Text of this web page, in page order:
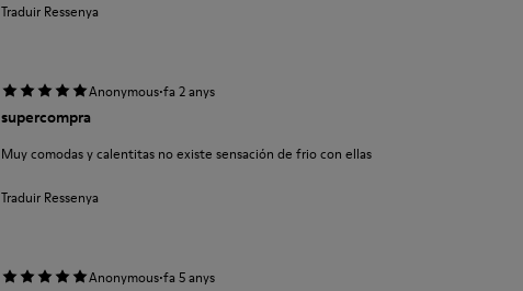
Traduir Ressenya
Anonymous·fa 2 anys
supercompra
Muy comodas y calentitas no existe sensación de frio con ellas
Traduir Ressenya
Anonymous·fa 5 anys